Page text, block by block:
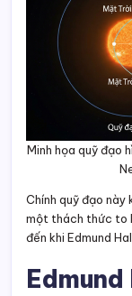
Minh họa quỹ đạo
Chính quỹ đạo
một thách thức to
đến khi Edmund